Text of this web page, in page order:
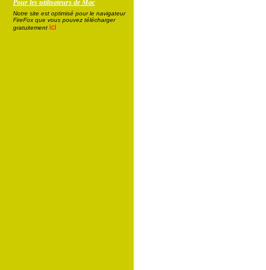
Pour les utilisateurs de Mac
Notre site est optimisé pour le navigateur
FireFox que vous pouvez télécharger
gratuitement ici